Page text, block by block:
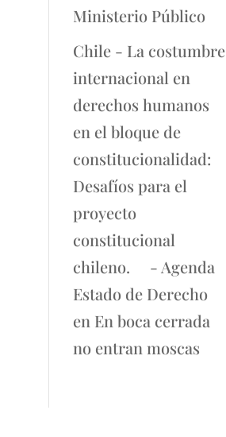
Ministerio Público
Chile - La costumbre
internacional en
derechos humanos
en el bloque de
constitucionalidad:
Desafíos para el
proyecto
constitucional
chileno. - Agenda
Estado de Derecho
en En boca cerrada
no entran moscas